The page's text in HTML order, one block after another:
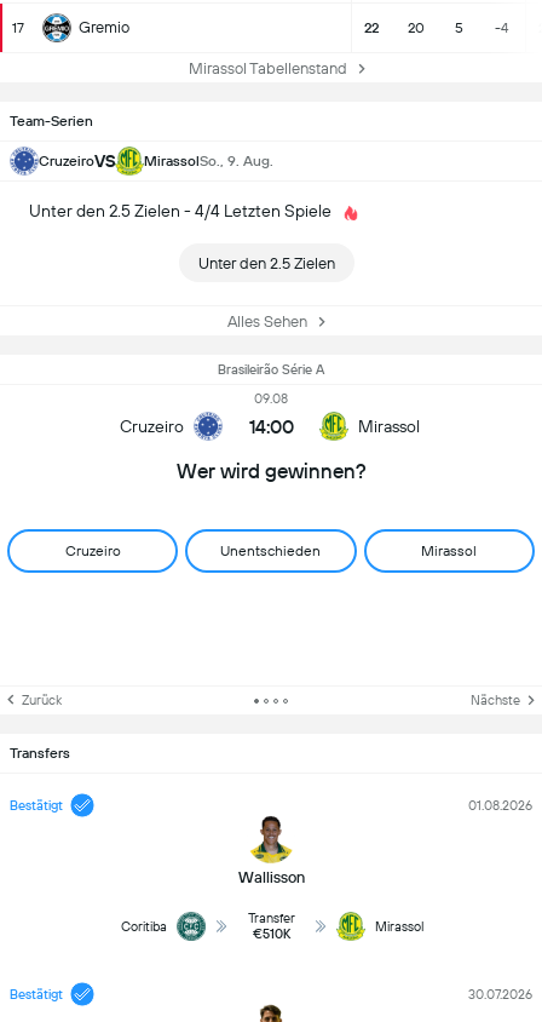
17 Gremio 22 20 5 -4
Mirassol Tabellenstand
Team-Serien
CruzeiroVS MirassolSo., 9. Aug.
Unter den 2.5 Zielen - 4/4 Letzten Spiele
Unter den 2.5 Zielen
Alles Sehen
Brasileirão Série A
Cruzeiro
09.08
14:00 Mirassol
Wer wird gewinnen?
Cruzeiro Unentschieden Mirassol
Zurück Nächste
Transfers
Bestätigt
Wallisson
01.08.2026
Coritiba
Transfer
€510K
Mirassol
Bestätigt 30.07.2026